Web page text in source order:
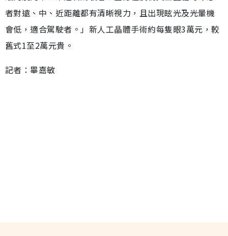
者對遠、中、近距離都有清晰視力，且出現眩光及光暈機
會低，適合駕駛者。」新人工晶體手術約每隻眼3萬元，較
舊式1至2萬元貴。
記者：畢嘉敏